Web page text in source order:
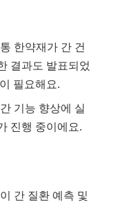
한약재가 간 건
결과도 발표되었
필요해요.
기능 향상에 실
진행 중이에요.
간 질환 예측 및